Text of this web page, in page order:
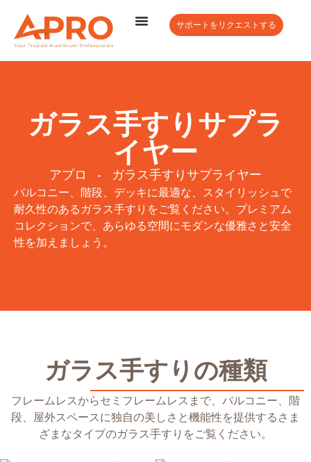
サポートをリクエストする
ガラス手すりサプラ
イヤー
アプロ - ガラス手すりサプライヤー
バルコニー、階段、デッキに最適な、スタイリッシュで
耐久性のあるガラス手すりをご覧ください。プレミアム
コレクションで、あらゆる空間にモダンな優雅さと安全
性を加えましょう。
ガラス手すりの種類
フレームレスからセミフレームレスまで、バルコニー、階
段、屋外スペースに独自の美しさと機能性を提供するさま
ざまなタイプのガラス手すりをご覧ください。